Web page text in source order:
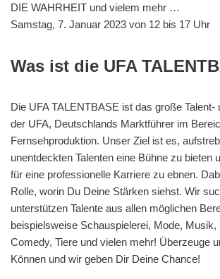
DIE WAHRHEIT und vielem mehr …
Samstag, 7. Januar 2023 von 12 bis 17 Uhr
Was ist die UFA
Die UFA TALENTBASE ist das große Talent-
der UFA, Deutschlands Marktführer im
Fernsehproduktion. Unser Ziel ist es,
unentdeckten Talenten eine Bühne zu bieten
für eine professionelle Karriere zu ebnen.
Rolle, worin Du Deine Stärken siehst. Wir
unterstützen Talente aus allen möglichen
beispielsweise Schauspielerei, Mode, Musik,
Comedy, Tiere und vielen mehr! Überzeuge
Können und wir geben Dir Deine Chance!